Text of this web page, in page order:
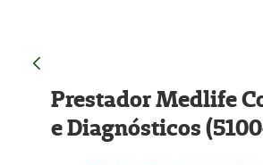
Prestador Medlife
e Diagnósticos